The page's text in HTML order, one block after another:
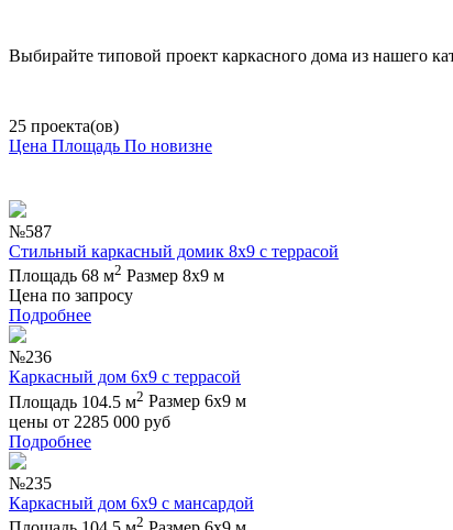
Выбирайте типовой проект каркасного дома из нашего
25 проекта(ов)
Цена Площадь По новизне
№587
Стильный каркасный домик 8х9 с террасой
Площадь 68 м2 Размер 8х9 м
Цена по запросу
Подробнее
№236
Каркасный дом 6х9 с террасой
Площадь 104.5 м2 Размер 6х9 м
цены от 2285 000 руб
Подробнее
№235
Каркасный дом 6х9 с мансардой
2